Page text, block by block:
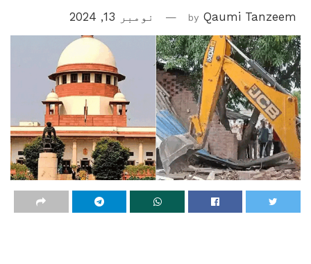
by Qaumi Tanzeem نومبر 13, 2024